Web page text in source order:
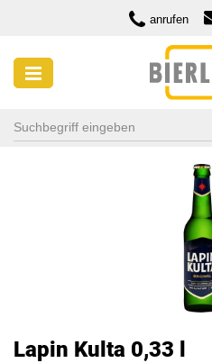
anrufen
Lapin Kulta 0,33 l